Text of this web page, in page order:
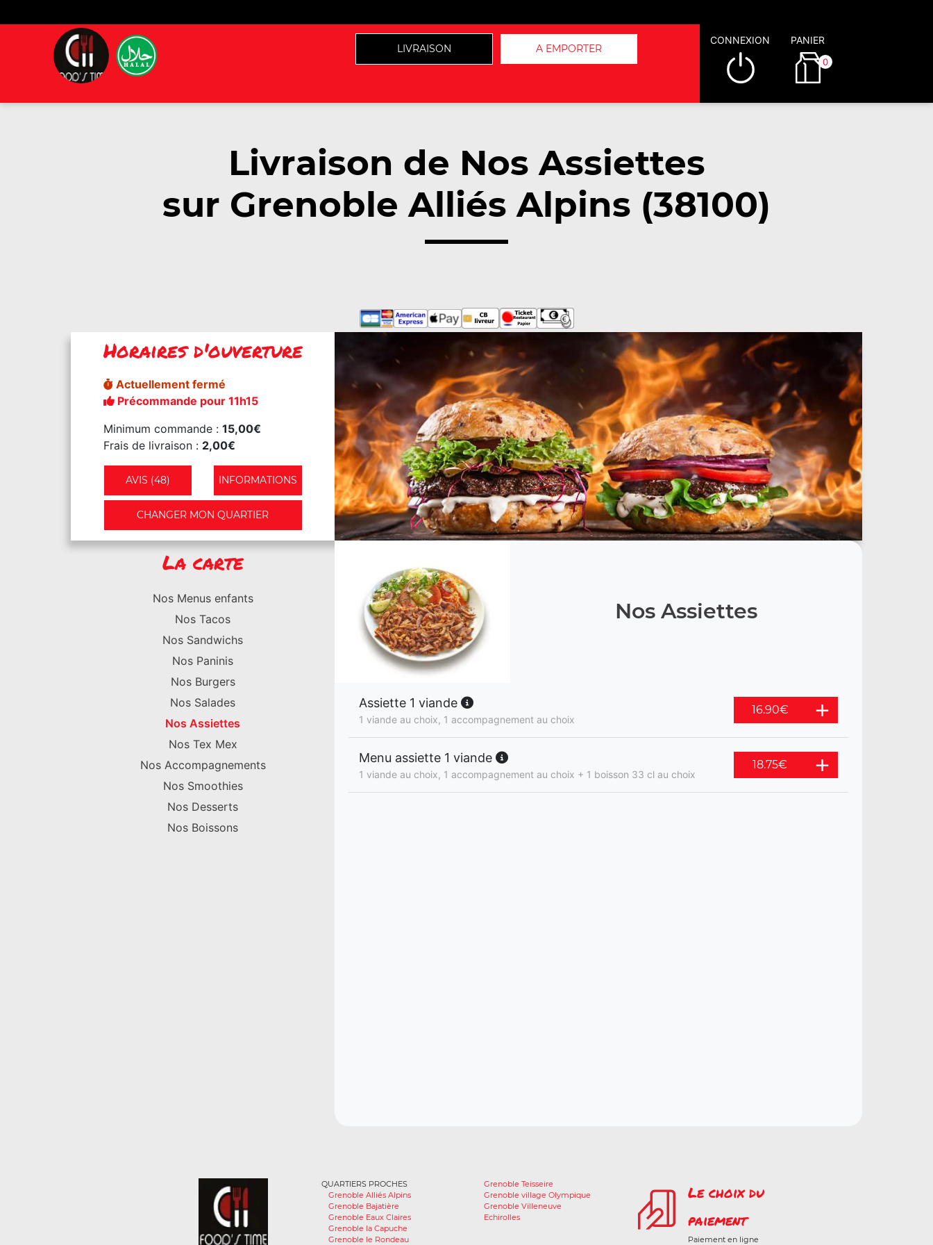
LIVRAISON A EMPORTER
CONNEXION PANIER
0
Livraison de Nos Assiettes
sur Grenoble Alliés Alpins (38100)
Horaires d'ouverture
Actuellement fermé
Précommande pour 11h15
Minimum commande : 15,00€
Frais de livraison : 2,00€
AVIS (48) INFORMATIONS
CHANGER MON QUARTIER
La carte
Nos Menus enfants
Nos Tacos
Nos Sandwichs
Nos Paninis
Nos Burgers
Nos Salades
Nos Assiettes
Nos Tex Mex
Nos Accompagnements
Nos Smoothies
Nos Desserts
Nos Boissons
Nos Assiettes
Assiette 1 viande
1 viande au choix, 1 accompagnement au choix
16.90€
Menu assiette 1 viande
1 viande au choix, 1 accompagnement au choix + 1 boisson 33 cl au choix
18.75€
QUARTIERS PROCHES
Grenoble Alliés Alpins
Grenoble Bajatière
Grenoble Eaux Claires
Grenoble la Capuche
Grenoble le Rondeau
Grenoble Teisseire
Grenoble village Olympique
Grenoble Villeneuve
Echirolles
Le choix du
paiement
Paiement en ligne